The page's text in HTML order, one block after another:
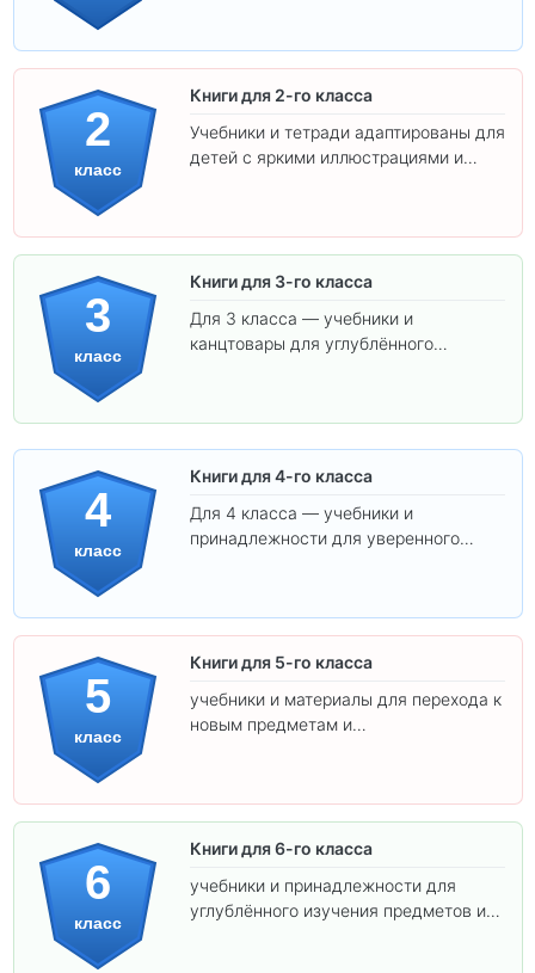
2
класс
Книги для 2-го класса
Учебники и тетради адаптированы для
детей с яркими иллюстрациями и
3
класс
Книги для 3-го класса
Для 3 класса — учебники и
канцтовары для углублённого
4
класс
Книги для 4-го класса
Для 4 класса — учебники и
принадлежности для уверенного
5
класс
Книги для 5-го класса
учебники и материалы для перехода к
новым предметам и
6
класс
Книги для 6-го класса
учебники и принадлежности для
углублённого изучения предметов и